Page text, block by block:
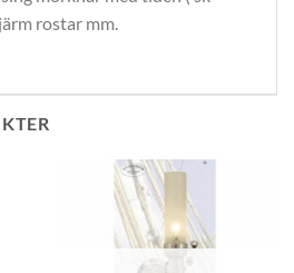
rostar mm.